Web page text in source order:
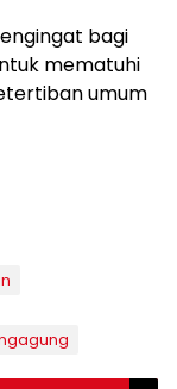
bagi
mematuhi
umum